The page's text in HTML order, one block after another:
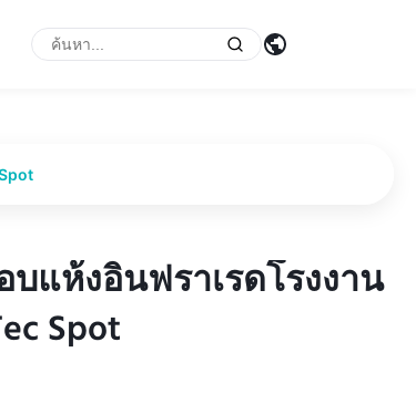
บแห้งอินฟราเรดโรงงาน
Spot
บแห้งอินฟราเรดโรงงาน
Spot